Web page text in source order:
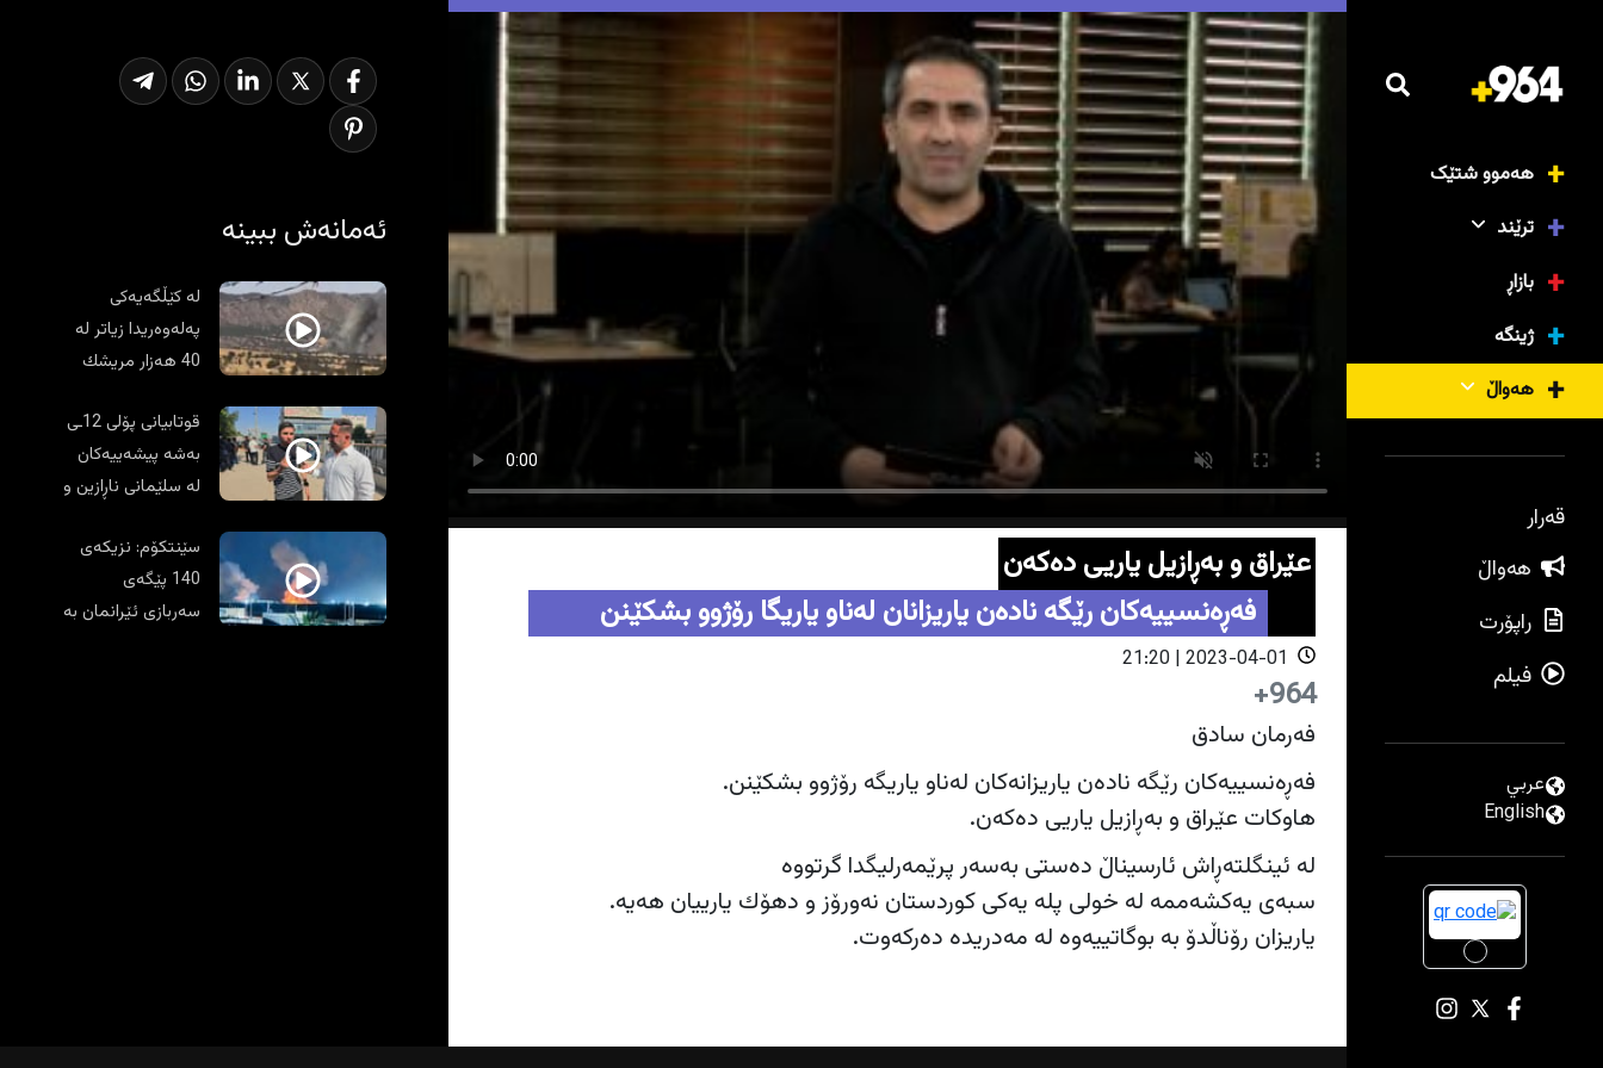
هەموو شتێک
ترێند
بازاڕ
ژینگە
هەواڵ
قەرار
هەواڵ
راپۆرت
فیلم
عربي
English
عێراق و به‌ڕازیل یاریی ده‌كه‌ن
فەڕەنسییەکان رێگە نادەن یاریزانان لەناو یاریگا رۆژوو بشکێنن
2023-04-01 | 21:20
964+
فەرمان سادق
فه‌ڕه‌نسییەکان رێگه‌ نادەن یاریزانەکان له‌ناو یاریگه‌ رۆژوو بشكێنن.
هاوکات عێراق و به‌ڕازیل یاریی ده‌كه‌ن.
لە ئینگلتەڕاش ئارسیناڵ ده‌ستی به‌سه‌ر پرێمه‌رلیگدا گرتووه‌
سبه‌ی یەکشەممە لە خولی پلە یەکی کوردستان نه‌ورۆز و دهۆك یارییان هه‌یه‌.
یاریزان رۆناڵدۆ به‌ بوگاتییه‌وه‌ له‌ مه‌دریده دەرکەوت.
ئەمانەش ببینە
لە كێڵگەیەكی
پەلەوەریدا زیاتر لە
40 هەزار مریشك
قوتابیانی پۆلی 12ـی
بەشە پیشەییەکان
لە سلێمانی ناڕازین و
سێنتکۆم: نزیکەی
140 پێگەی
سەربازی ئێرانمان بە